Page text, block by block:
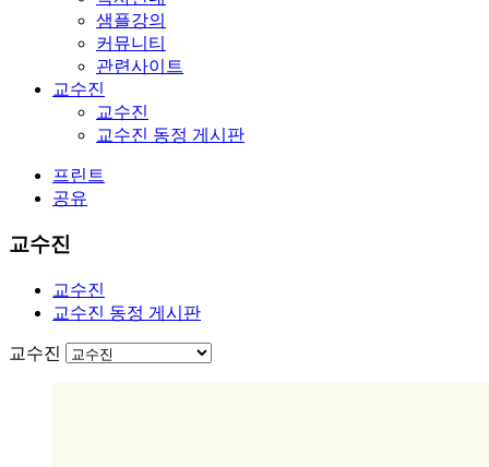
샘플강의
커뮤니티
관련사이트
교수진
교수진
교수진 동정 게시판
프린트
공유
교수진
교수진
교수진 동정 게시판
교수진